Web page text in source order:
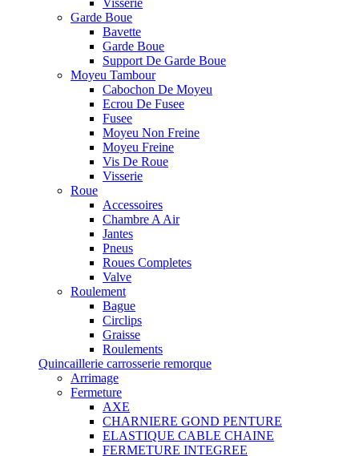
Visserie
Garde Boue
Bavette
Garde Boue
Support De Garde Boue
Moyeu Tambour
Cabochon De Moyeu
Ecrou De Fusee
Fusee
Moyeu Non Freine
Moyeu Freine
Vis De Roue
Visserie
Roue
Accessoires
Chambre A Air
Jantes
Pneus
Roues Completes
Valve
Roulement
Bague
Circlips
Graisse
Roulements
Quincaillerie carrosserie remorque
Arrimage
Fermeture
AXE
CHARNIERE GOND PENTURE
ELASTIQUE CABLE CHAINE
FERMETURE INTEGREE